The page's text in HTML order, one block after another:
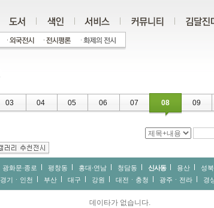
03 04 05 06 07 08 09
광화문∙종로 평창동 홍대∙연남 청담동 신사동 용산 성북
경기ㆍ인천 부산 대구 강원 대전ㆍ충청 광주ㆍ전라 경
데이타가 없습니다.